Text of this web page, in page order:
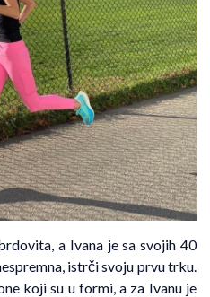
a Ivana je sa svojih 40
istrči svoju prvu trku.
koji su u formi, a za Ivanu je